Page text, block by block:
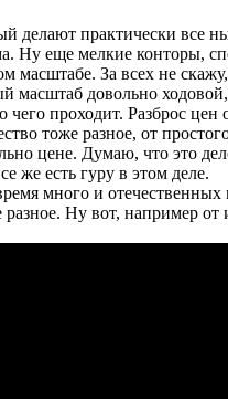
делают практически все
Ну еще мелкие конторы,
масштабе. За всех не
масштаб довольно
чего проходит. Разброс
тоже разное, от
цене. Думаю, что это
же есть гуру в этом деле.
много и
разное. Ну вот, например от